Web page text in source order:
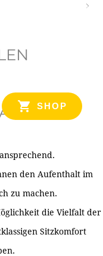
SHOP
den Aufenthalt im
zu machen.
die Vielfalt der
Sitzkomfort